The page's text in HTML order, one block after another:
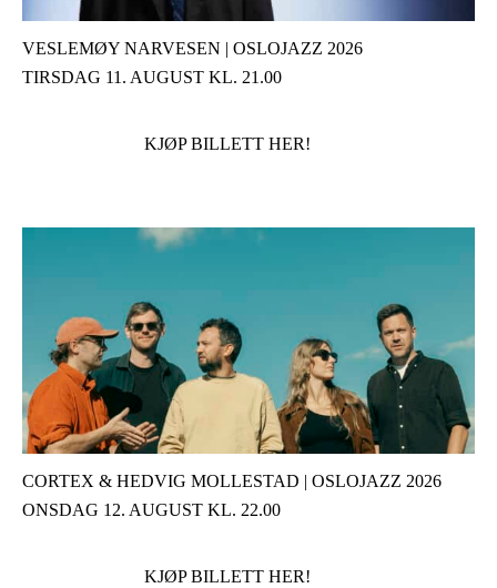
VESLEMØY NARVESEN | OSLOJAZZ 2026
TIRSDAG 11. AUGUST KL. 21.00
KJØP BILLETT HER!
CORTEX & HEDVIG MOLLESTAD | OSLOJAZZ 2026
ONSDAG 12. AUGUST KL. 22.00
KJØP BILLETT HER!